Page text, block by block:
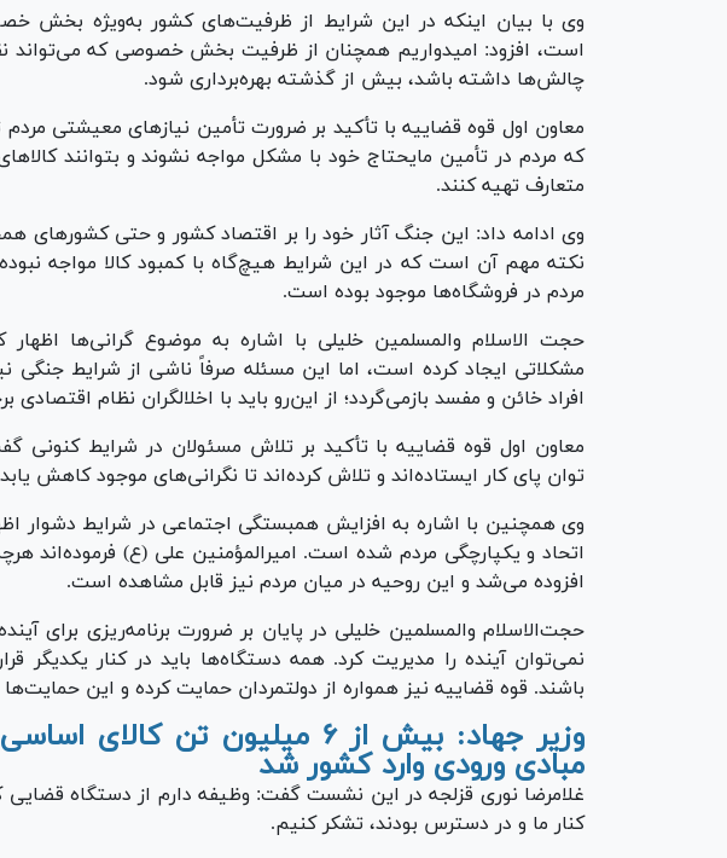
وی با بیان اینکه در این شرایط از ظرفیت‌های کشور به‌ویژه بخش
است، افزود: امیدواریم همچنان از ظرفیت بخش خصوصی که می‌تواند
چالش‌ها داشته باشد، بیش از گذشته بهره‌برداری شود.
معاون اول قوه قضاییه با تأکید بر ضرورت تأمین نیاز‌های معیشتی
که مردم در تأمین مایحتاج خود با مشکل مواجه نشوند و بتوانند
متعارف تهیه کنند.
وی ادامه داد: این جنگ آثار خود را بر اقتصاد کشور و حتی کشور‌های
نکته مهم آن است که در این شرایط هیچ‌گاه با کمبود کالا مواجه
مردم در فروشگاه‌ها موجود بوده است.
حجت الاسلام والمسلمین خلیلی با اشاره به موضوع گرانی‌ها اظهار
مشکلاتی ایجاد کرده است، اما این مسئله صرفاً ناشی از شرایط
افراد خائن و مفسد بازمی‌گردد؛ از این‌رو باید با اخلالگران نظام
معاون اول قوه قضاییه با تأکید بر تلاش مسئولان در شرایط کنونی
توان پای کار ایستاده‌اند و تلاش کرده‌اند تا نگرانی‌های موجود کاهش
وی همچنین با اشاره به افزایش همبستگی اجتماعی در شرایط دشوار
اتحاد و یکپارچگی مردم شده است. امیرالمؤمنین علی (ع) فرموده‌اند
افزوده می‌شد و این روحیه در میان مردم نیز قابل مشاهده است.
حجت‌الاسلام والمسلمین خلیلی در پایان بر ضرورت برنامه‌ریزی برای
نمی‌توان آینده را مدیریت کرد. همه دستگاه‌ها باید در کنار یکدیگر
باشند. قوه قضاییه نیز همواره از دولتمردان حمایت کرده و این
وزیر جهاد: بیش از ۶ میلیون تن
مبادی ورودی وارد کشور شد
غلامرضا نوری قزلجه در این نشست گفت: وظیفه دارم از دستگاه قضایی
کنار ما و در دسترس بودند، تشکر کنیم.